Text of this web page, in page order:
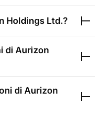
Holdings Ltd.?
di Aurizon
di Aurizon